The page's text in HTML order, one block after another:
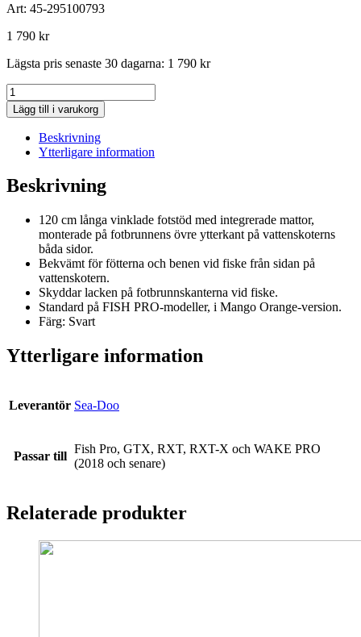
Art: 45-295100793
1 790 kr
Lägsta pris senaste 30 dagarna: 1 790 kr
Sea-
Doo
Vinklade
fotstöd
mängd
Lägg till i varukorg
Beskrivning
Ytterligare information
Beskrivning
120 cm långa vinklade fotstöd med integrerade mattor,
monterade på fotbrunnens övre ytterkant på vattenskoterns
båda sidor.
Bekvämt för fötterna och benen vid fiske från sidan på
vattenskotern.
Skyddar lacken på fotbrunnskanterna vid fiske.
Standard på FISH PRO-modeller, i Mango Orange-version.
Färg: Svart
Ytterligare information
Leverantör Sea-Doo
Passar till
Fish Pro, GTX, RXT, RXT-X och WAKE PRO
(2018 och senare)
Relaterade produkter